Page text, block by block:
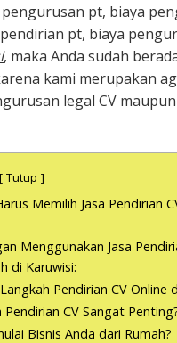
pt, biaya
pt, biaya
, maka Anda sudah
kami merupakan
legal CV
Tutup
Memilih Jasa Pendirian
Menggunakan Jasa
di Karuwisi:
Pendirian CV Online
Pendirian CV Sangat
Bisnis Anda dari Rumah?